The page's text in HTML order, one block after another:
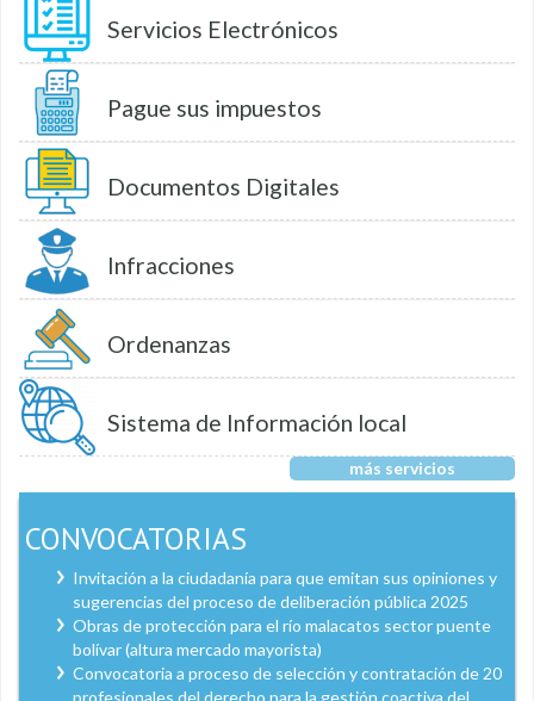
Servicios Electrónicos
Pague sus impuestos
Documentos Digitales
Infracciones
Ordenanzas
Sistema de Información local
más servicios
CONVOCATORIAS
Invitación a la ciudadanía para que emitan sus opiniones y
sugerencias del proceso de deliberación pública 2025
Obras de protección para el río malacatos sector puente
bolívar (altura mercado mayorista)
Convocatoria a proceso de selección y contratación de 20
profesionales del derecho para la gestión coactiva del